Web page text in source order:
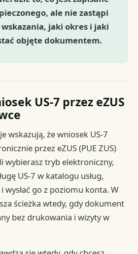
ale nie zastąpi
jaki okres i jaki
objęte dokumentem.
US-7 przez eZUS
wskazują, że wniosek US-7
przez eZUS (PUE ZUS)
wybierasz tryb elektroniczny,
US-7 w katalogu usług,
wysłać go z poziomu konta. W
ścieżka wtedy, gdy dokument
bez drukowania i wizyty w